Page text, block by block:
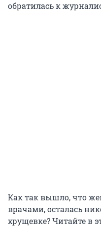
обратилась к
Как так вышло, что
врачами, осталась
хрущевке? Читайте в